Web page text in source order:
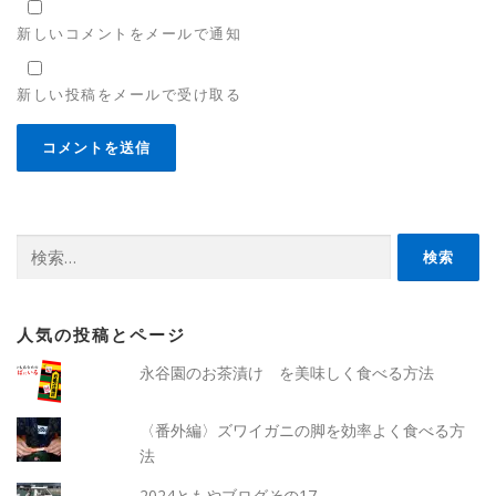
新しいコメントをメールで通知
新しい投稿をメールで受け取る
索:
人気の投稿とページ
永谷園のお茶漬け を美味しく食べる方法
〈番外編〉ズワイガニの脚を効率よく食べる方
法